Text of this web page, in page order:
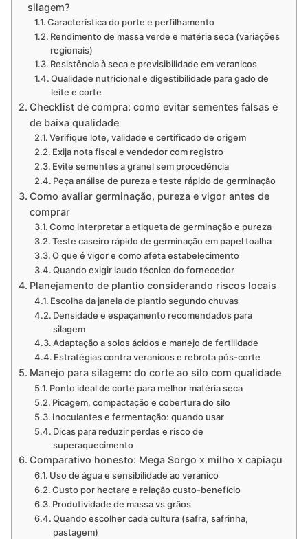
silagem?
Característica do porte e perfilhamento
Rendimento de massa verde e matéria seca (variações
regionais)
Resistência à seca e previsibilidade em veranicos
Qualidade nutricional e digestibilidade para gado de
leite e corte
Checklist de compra: como evitar sementes falsas e
de baixa qualidade
Verifique lote, validade e certificado de origem
Exija nota fiscal e vendedor com registro
Evite sementes a granel sem procedência
Peça análise de pureza e teste rápido de germinação
Como avaliar germinação, pureza e vigor antes de
comprar
Como interpretar a etiqueta de germinação e pureza
Teste caseiro rápido de germinação em papel toalha
O que é vigor e como afeta estabelecimento
Quando exigir laudo técnico do fornecedor
Planejamento de plantio considerando riscos locais
Escolha da janela de plantio segundo chuvas
Densidade e espaçamento recomendados para
silagem
Adaptação a solos ácidos e manejo de fertilidade
Estratégias contra veranicos e rebrota pós-corte
Manejo para silagem: do corte ao silo com qualidade
Ponto ideal de corte para melhor matéria seca
Picagem, compactação e cobertura do silo
Inoculantes e fermentação: quando usar
Dicas para reduzir perdas e risco de
superaquecimento
Comparativo honesto: Mega Sorgo x milho x capiaçu
Uso de água e sensibilidade ao veranico
Custo por hectare e relação custo-benefício
Produtividade de massa vs grãos
Quando escolher cada cultura (safra, safrinha,
pastagem)